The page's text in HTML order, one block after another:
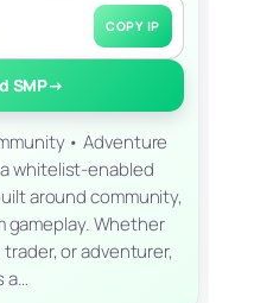
COPY IP
SMP→
• Adventure
whitelist-enabled
around community,
gameplay. Whether
or adventurer,
a…